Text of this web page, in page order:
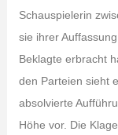
Schauspielerin
sie ihrer
Beklagte erbracht
den Parteien sieht
absolvierte
Höhe vor. Die